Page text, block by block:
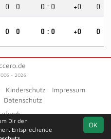
0 0 0 : 0 +0
0
0 0 0 : 0 +0 0
- 2026
Kinderschutz
Impressum
Datenschutz
OK
Dir den
Entsprechende